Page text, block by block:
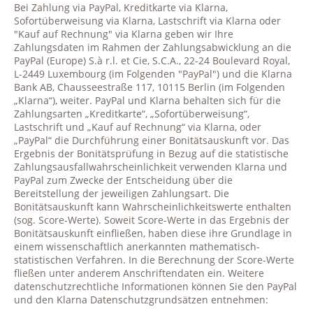
Bei Zahlung via PayPal, Kreditkarte via Klarna,
Sofortüberweisung via Klarna, Lastschrift via Klarna oder
"Kauf auf Rechnung" via Klarna geben wir Ihre
Zahlungsdaten im Rahmen der Zahlungsabwicklung an die
PayPal (Europe) S.à r.l. et Cie, S.C.A., 22-24 Boulevard Royal,
L-2449 Luxembourg (im Folgenden "PayPal") und die Klarna
Bank AB, Chausseestraße 117, 10115 Berlin (im Folgenden
„Klarna“), weiter. PayPal und Klarna behalten sich für die
Zahlungsarten „Kreditkarte“, „Sofortüberweisung“,
Lastschrift und „Kauf auf Rechnung“ via Klarna, oder
„PayPal“ die Durchführung einer Bonitätsauskunft vor. Das
Ergebnis der Bonitätsprüfung in Bezug auf die statistische
Zahlungsausfallwahrscheinlichkeit verwenden Klarna und
PayPal zum Zwecke der Entscheidung über die
Bereitstellung der jeweiligen Zahlungsart. Die
Bonitätsauskunft kann Wahrscheinlichkeitswerte enthalten
(sog. Score-Werte). Soweit Score-Werte in das Ergebnis der
Bonitätsauskunft einfließen, haben diese ihre Grundlage in
einem wissenschaftlich anerkannten mathematisch-
statistischen Verfahren. In die Berechnung der Score-Werte
fließen unter anderem Anschriftendaten ein. Weitere
datenschutzrechtliche Informationen können Sie den PayPal
und den Klarna Datenschutzgrundsätzen entnehmen: